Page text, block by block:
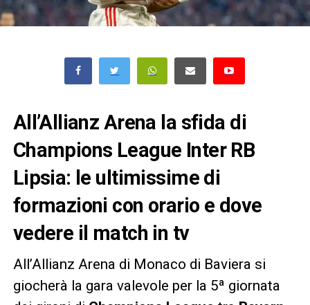
All’Allianz Arena la sfida di
Champions League Inter RB
Lipsia: le ultimissime di
formazioni con orario e dove
vedere il match in tv
All’Allianz Arena di Monaco di Baviera si
giocherà la gara valevole per la 5ª giornata